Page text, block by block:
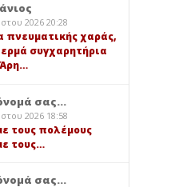
2026 20:28
πνευματικής χαράς,
συγχαρητήρια
σας...
2026 18:58
τους πολέμους
τους…
σας...